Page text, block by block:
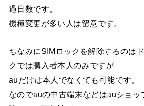
過日数です。
機種変更が多い人は留意です。
ちなみにSIMロックを解除するのは
クでは購入者本人のみですが
auだけは本人でなくても可能です。
なのでauの中古端末などはauショッ